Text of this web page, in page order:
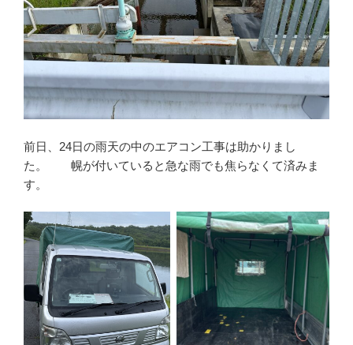
前日、24日の雨天の中のエアコン工事は助かりまし
た。 幌が付いていると急な雨でも焦らなくて済みま
す。